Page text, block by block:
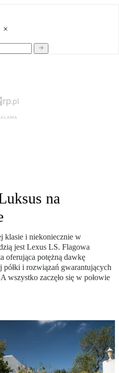
na
klasie i niekoniecznie w
jest Lexus LS. Flagowa
oferująca potężną dawkę
i rozwiązań gwarantujących
wszystko zaczęło się w połowie